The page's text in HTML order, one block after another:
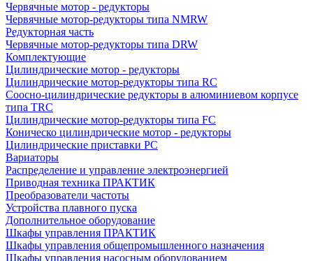
Червячные мотор - редукторы
Червячные мотор-редукторы типа NMRW
Редукторная часть
Червячные мотор-редукторы типа DRW
Комплектующие
Цилиндрические мотор - редукторы
Цилиндрические мотор-редукторы типа RC
Соосно-цилиндрические редукторы в алюминиевом корпусе
типа TRC
Цилиндрические мотор-редукторы типа FC
Коническо цилиндрические мотор - редукторы
Цилиндрические приставки PC
Вариаторы
Распределение и управление электроэнергией
Приводная техника ПРАКТИК
Преобразователи частоты
Устройства плавного пуска
Дополнительное оборудование
Шкафы управления ПРАКТИК
Шкафы управления общепромышленного назначения
Шкафы управления насосным оборудованием